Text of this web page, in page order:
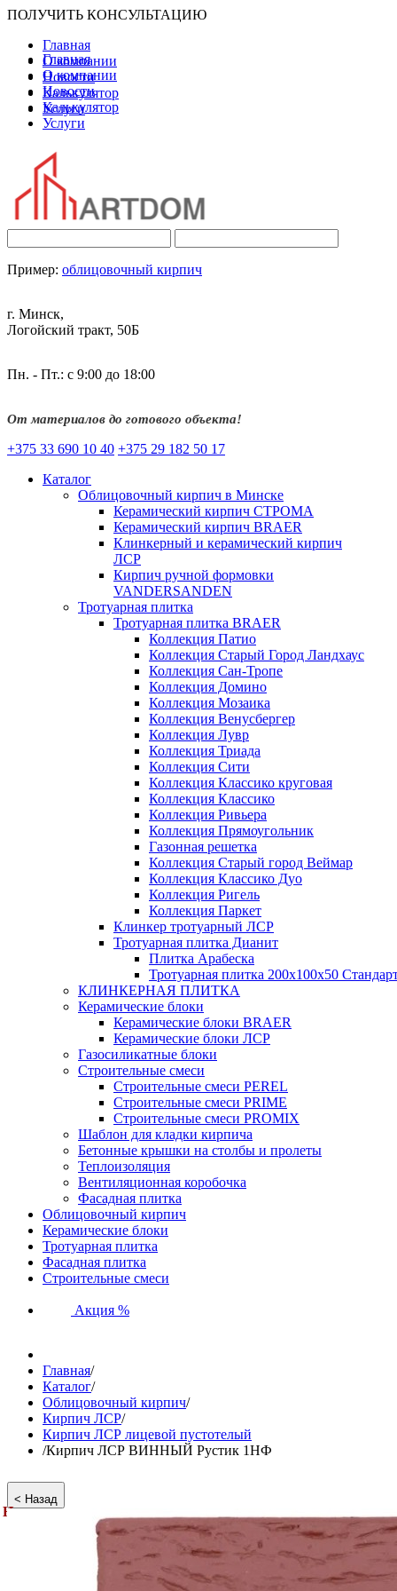
ПОЛУЧИТЬ КОНСУЛЬТАЦИЮ
Главная
О компании
Новости
Калькулятор
Услуги
Главная
О компании
Новости
Калькулятор
Услуги
Пример: облицовочный кирпич
г. Минск,
Логойский тракт, 50Б
Пн. - Пт.: с 9:00 до 18:00
От материалов до готового объекта!
+375 33 690 10 40 +375 29 182 50 17
Каталог
Облицовочный кирпич в Минске
Керамический кирпич СТРОМА
Керамический кирпич BRAER
Клинкерный и керамический кирпич
ЛСР
Кирпич ручной формовки
VANDERSANDEN
Тротуарная плитка
Тротуарная плитка BRAER
Коллекция Патио
Коллекция Старый Город Ландхаус
Коллекция Сан-Тропе
Коллекция Домино
Коллекция Мозаика
Коллекция Венусбергер
Коллекция Лувр
Коллекция Триада
Коллекция Сити
Коллекция Классико круговая
Коллекция Классико
Коллекция Ривьера
Коллекция Прямоугольник
Газонная решетка
Коллекция Старый город Веймар
Коллекция Классико Дуо
Коллекция Ригель
Коллекция Паркет
Клинкер тротуарный ЛСР
Тротуарная плитка Дианит
Плитка Арабеска
Тротуарная плитка 200х100х50
КЛИНКЕРНАЯ ПЛИТКА
Керамические блоки
Керамические блоки BRAER
Керамические блоки ЛСР
Газосиликатные блоки
Строительные смеси
Строительные смеси PEREL
Строительные смеси PRIME
Строительные смеси PROMIX
Шаблон для кладки кирпича
Бетонные крышки на столбы и пролеты
Теплоизоляция
Вентиляционная коробочка
Фасадная плитка
Облицовочный кирпич
Керамические блоки
Тротуарная плитка
Фасадная плитка
Строительные смеси
Акция %
Главная/
Каталог/
Облицовочный кирпич/
Кирпич ЛСР/
Кирпич ЛСР лицевой пустотелый
/Кирпич ЛСР ВИННЫЙ Рустик 1НФ
Новинка